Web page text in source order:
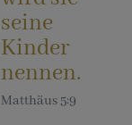
seine
Kinder
nennen.
Matthäus 5:9